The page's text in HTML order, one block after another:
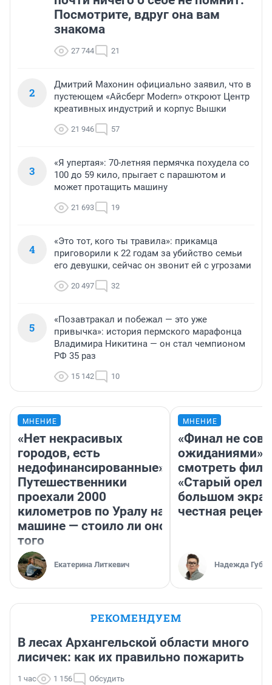
Посмотрите, вдруг она вам
знакома
27 744 21
2
Дмитрий Махонин официально заявил, что в
пустеющем «Айсберг Modern» откроют Центр
креативных индустрий и корпус Вышки
21 946 57
3
«Я упертая»: 70-летняя пермячка похудела со
100 до 59 кило, прыгает с парашютом и
может протащить машину
21 693 19
4
«Это тот, кого ты травила»: прикамца
приговорили к 22 годам за убийство семьи
его девушки, сейчас он звонит ей с угрозами
20 497 32
5
«Позавтракал и побежал — это уже
привычка»: история пермского марафонца
Владимира Никитина — он стал чемпионом
РФ 35 раз
15 142 10
МНЕНИЕ
«Нет некрасивых
городов, есть
недофинансированные».
Путешественники
проехали 2000
километров по Уралу на
машине — стоило ли оно
того
Екатерина Литкевич
МНЕНИЕ
«Финал не
ожиданиями»:
смотреть
«Старый орел»
большом
честная
Надежда
РЕКОМЕНДУЕМ
В лесах Архангельской области много
лисичек: как их правильно пожарить
1 час 1 156 Обсудить